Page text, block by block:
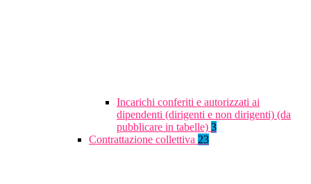
Incarichi conferiti e autorizzati ai
dipendenti (dirigenti e non dirigenti) (da
pubblicare in tabelle) 3
Contrattazione collettiva 23